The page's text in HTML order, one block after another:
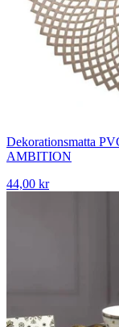
Dekorationsmatta
AMBITION
44,00 kr